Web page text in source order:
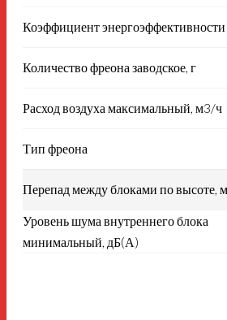
Коэффициент энергоэффективности
Количество фреона заводское, г
Расход воздуха максимальный, м3/ч
Тип фреона
Перепад между блоками по высоте, м
Уровень шума внутреннего блока
минимальный, дБ(А)